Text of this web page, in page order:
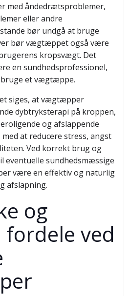
med åndedrætsproblemer,
eller andre
bør undgå at bruge
bør vægtæppet også være
kropsvægt. Det
en sundhedsprofessionel,
et vægtæppe.
siges, at vægtæpper
dybtryksterapi på kroppen,
og afslappende
at reducere stress, angst
Ved korrekt brug og
eventuelle sundhedsmæssige
være en effektiv og naturlig
afslapning.
og
ved